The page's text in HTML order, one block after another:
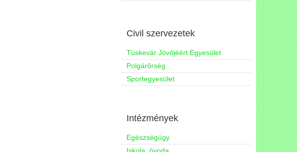
Civil szervezetek
Tüskevár Jövőjéért Egyesület
Polgárőrség
Sportegyesület
Intézmények
Egészségügy
Iskola, óvoda